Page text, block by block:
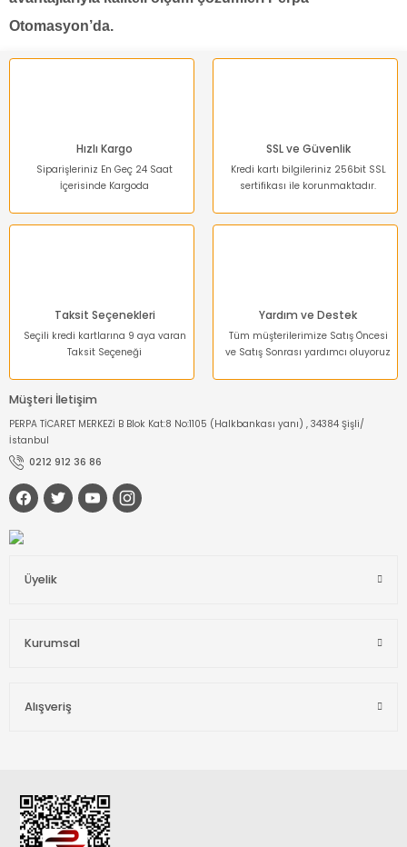
Otomasyon’da.
Hızlı Kargo
Siparişleriniz En Geç 24 Saat
İçerisinde Kargoda
SSL ve Güvenlik
Kredi kartı bilgileriniz 256bit SSL
sertifikası ile korunmaktadır.
Taksit Seçenekleri
Seçili kredi kartlarına 9 aya varan
Taksit Seçeneği
Yardım ve Destek
Tüm müşterilerimize Satış Öncesi
ve Satış Sonrası yardımcı oluyoruz
Müşteri İletişim
PERPA TİCARET MERKEZİ B Blok Kat:8 No:1105 (Halkbankası yanı) , 34384 Şişli/
İstanbul
0212 912 36 86
Üyelik
Kurumsal
Alışveriş